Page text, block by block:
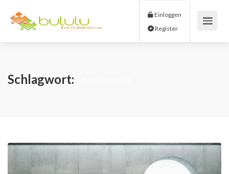
Einloggen
Schlagwort: